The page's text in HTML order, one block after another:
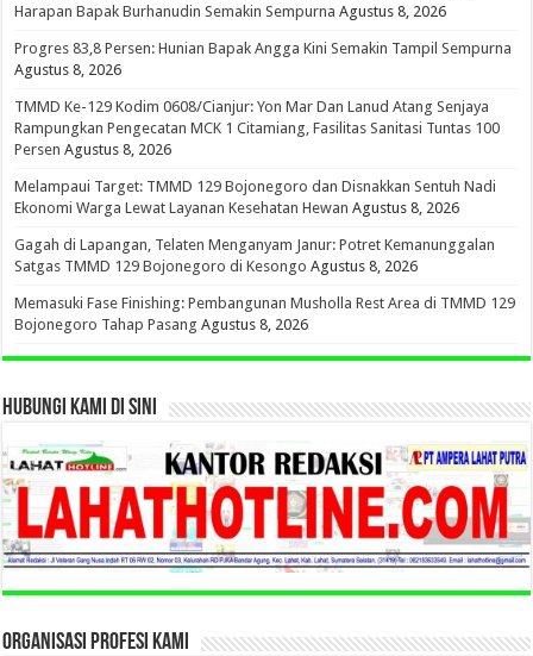
Harapan Bapak Burhanudin Semakin Sempurna Agustus 8, 2026
Progres 83,8 Persen: Hunian Bapak Angga Kini Semakin Tampil Sempurna
Agustus 8, 2026
TMMD Ke-129 Kodim 0608/Cianjur: Yon Mar Dan Lanud Atang Senjaya
Rampungkan Pengecatan MCK 1 Citamiang, Fasilitas Sanitasi Tuntas 100
Persen Agustus 8, 2026
Melampaui Target: TMMD 129 Bojonegoro dan Disnakkan Sentuh Nadi
Ekonomi Warga Lewat Layanan Kesehatan Hewan Agustus 8, 2026
Gagah di Lapangan, Telaten Menganyam Janur: Potret Kemanunggalan
Satgas TMMD 129 Bojonegoro di Kesongo Agustus 8, 2026
Memasuki Fase Finishing: Pembangunan Musholla Rest Area di TMMD 129
Bojonegoro Tahap Pasang Agustus 8, 2026
HUBUNGI KAMI DI SINI
ORGANISASI PROFESI KAMI